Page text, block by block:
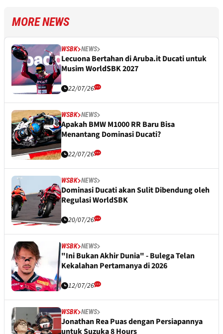
MORE NEWS
WSBK NEWS
Lecuona Bertahan di Aruba.it Ducati untuk
Musim WorldSBK 2027
22/07/26
WSBK NEWS
Apakah BMW M1000 RR Baru Bisa
Menantang Dominasi Ducati?
22/07/26
WSBK NEWS
Dominasi Ducati akan Sulit Dibendung oleh
Regulasi WorldSBK
20/07/26
WSBK NEWS
"Ini Bukan Akhir Dunia" - Bulega Telan
Kekalahan Pertamanya di 2026
12/07/26
WSBK NEWS
Jonathan Rea Puas dengan Persiapannya
untuk Suzuka 8 Hours